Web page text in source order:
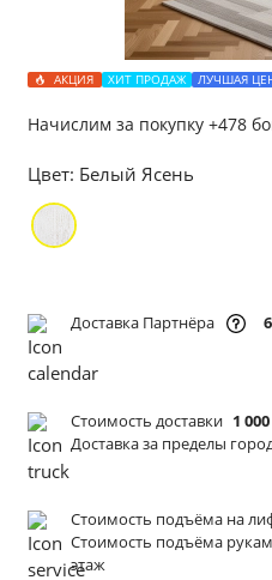
АКЦИЯ ХИТ ПРОДАЖ ЛУЧШАЯ
Начислим за покупку +478
Цвет: Белый Ясень
Доставка Партнёра
Стоимость доставки 1
Доставка за пределы
Стоимость подъёма на
Стоимость подъёма
этаж